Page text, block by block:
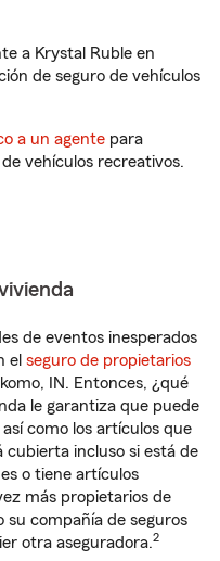
a Krystal Ruble en
de seguro de vehículos
a un agente para
vehículos recreativos.
de eventos inesperados
el seguro de propietarios
IN. Entonces, ¿qué
le garantiza que puede
como los artículos que
cubierta incluso si está de
o tiene artículos
más propietarios de
su compañía de seguros
otra aseguradora.2